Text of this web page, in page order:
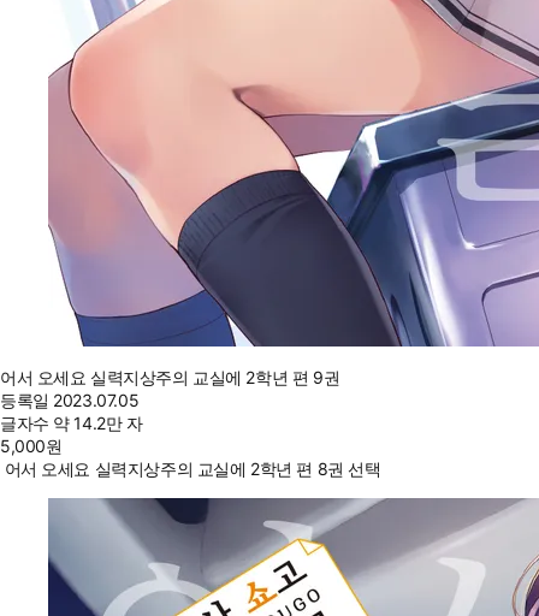
어서 오세요 실력지상주의 교실에 2학년 편 9권
등록일 2023.07.05
글자수 약 14.2만 자
5,000원
어서 오세요 실력지상주의 교실에 2학년 편 8권 선택